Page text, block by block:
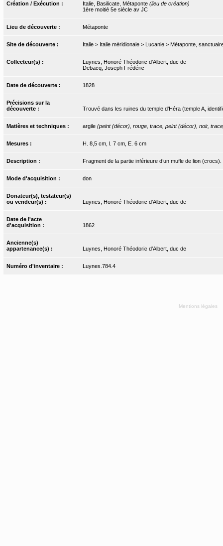
Création / Exécution : Italie, Basilicate, Métaponte (lieu de création)
1ère moitié 5e siècle av JC
Lieu de découverte : Métaponte
Site de découverte : Italie > Italie méridionale > Lucanie > Métaponte,
Collecteur(s) :
Luynes, Honoré Théodoric d’Albert, duc de
Debacq, Joseph Frédéric
Date de découverte : 1828
Précisions sur la
découverte :
Trouvé dans les ruines du temple d'Héra (temple A,
Matières et techniques : argile (peint (décor), rouge, trace, peint (décor), noir,
Mesures : H. 8,5 cm, l. 7 cm, E. 6 cm
Description : Fragment de la partie inférieure d’un mufle de lion (crocs).
Mode d'acquisition : don
Donateur(s), testateur(s)
ou vendeur(s) :
Luynes, Honoré Théodoric d’Albert, duc de
Date de l'acte
d'acquisition :
1862
Ancienne(s)
appartenance(s) :
Luynes, Honoré Théodoric d’Albert, duc de
Numéro d'inventaire : Luynes.784.4
Mentions légales